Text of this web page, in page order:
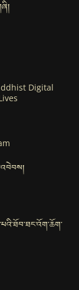
Digital